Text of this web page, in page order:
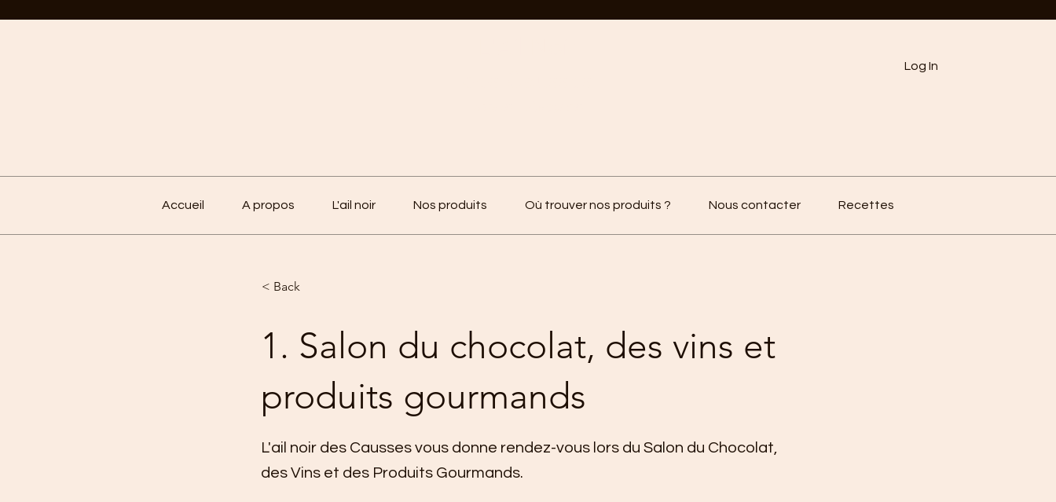
Log In
Accueil A propos L'ail noir Nos produits Où trouver nos produits ? Nous contacter Recettes
< Back
1. Salon du chocolat, des vins et
produits gourmands
L'ail noir des Causses vous donne rendez-vous lors du Salon du Chocolat,
des Vins et des Produits Gourmands.